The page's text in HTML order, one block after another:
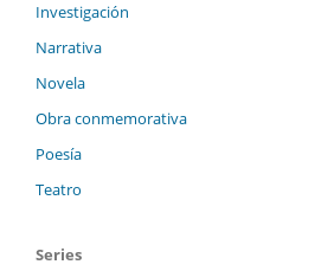
Investigación
Narrativa
Novela
Obra conmemorativa
Poesía
Teatro
Series